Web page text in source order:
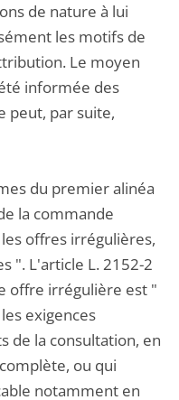
de nature à lui
les motifs de
Le moyen
informée des
peut, par suite,
du premier alinéa
la commande
offres irrégulières,
". L'article L. 2152-2
offre irrégulière est "
exigences
de la consultation, en
ou qui
notamment en